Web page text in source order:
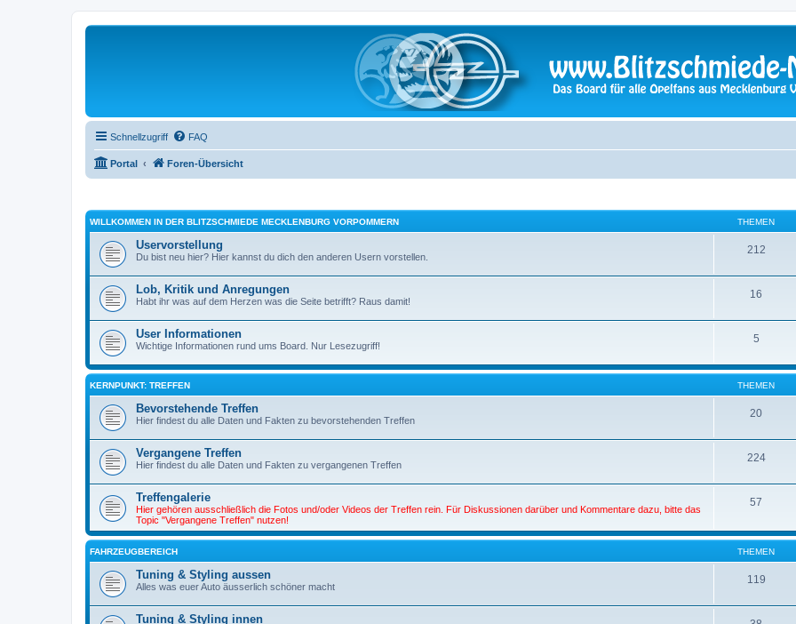
Schnellzugriff FAQ
Portal Foren-Übersicht
WILLKOMMEN IN DER BLITZSCHMIEDE MECKLENBURG VORPOMMERN THEMEN
Uservorstellung
Du bist neu hier? Hier kannst du dich den anderen Usern vorstellen.
212
Lob, Kritik und Anregungen
Habt ihr was auf dem Herzen was die Seite betrifft? Raus damit!
16
User Informationen
Wichtige Informationen rund ums Board. Nur Lesezugriff!
5
KERNPUNKT: TREFFEN THEMEN
Bevorstehende Treffen
Hier findest du alle Daten und Fakten zu bevorstehenden Treffen
20
Vergangene Treffen
Hier findest du alle Daten und Fakten zu vergangenen Treffen
224
Treffengalerie
Hier gehören ausschließlich die Fotos und/oder Videos der Treffen rein. Für Diskussionen darüber und Kommentare dazu, bitte das
Topic "Vergangene Treffen" nutzen!
57
FAHRZEUGBEREICH THEMEN
Tuning & Styling aussen
Alles was euer Auto äusserlich schöner macht
119
Tuning & Styling innen